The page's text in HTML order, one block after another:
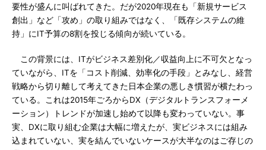
要性が盛んに叫ばれてきた。だが2020年現在も「新規サービス
創出」など「攻め」の取り組みではなく、「既存システムの維
持」にIT予算の8割を投じる傾向が続いている。
この背景には、ITがビジネス差別化／収益向上に不可欠となっ
ていながら、ITを「コスト削減、効率化の手段」とみなし、経営
戦略から切り離して考えてきた日本企業の悪しき慣習が横たわっ
ている。これは2015年ごろからDX（デジタルトランスフォーメ
ーション）トレンドが加速し始めて以降も変わっていない。事
実、DXに取り組む企業は大幅に増えたが、実ビジネスには組み
込まれていない、実を結んでいないケースが大半なのはご存じの